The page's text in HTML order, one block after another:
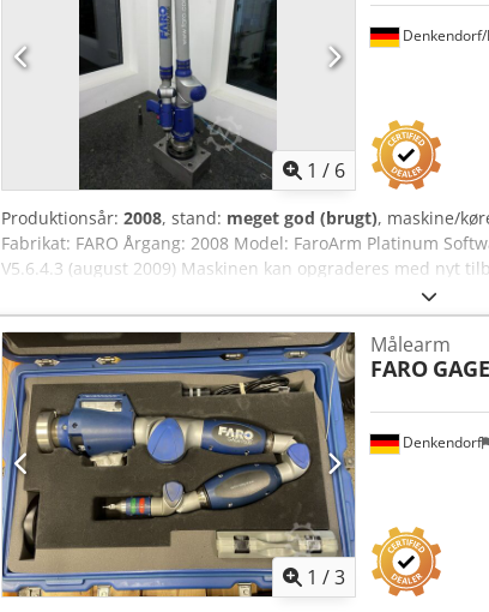
1 / 6
Denkendorf/
Produktionsår: 2008, stand: meget god (brugt), maskine/
Fabrikat: FARO Årgang: 2008 Model: FaroArm Platinum
V5.6.4.3 (august 2009) Maskinen kan opgraderes med nyt
Cedpsd Aqarefx Ai Ijha Opstilling og idriftsættelse muligt!
Bemærk: Vores tilbud henvender sig udelukkende til
oplysninger og priser samt mellemsalg forbeholdes!)
1 /3
Denkendorf
Målearm
FARO